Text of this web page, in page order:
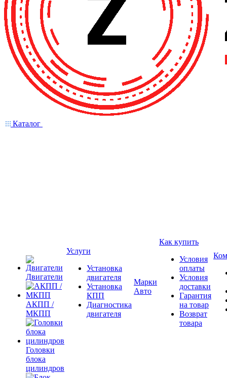
Каталог
Двигатели
АКПП /
МКПП
Головки
блока
цилиндров
Услуги
Установка
двигателя
Установка
КПП
Диагностика
двигателя
Марки
Авто
Как купить
Условия
оплаты
Условия
доставки
Гарантия
на товар
Возврат
товара